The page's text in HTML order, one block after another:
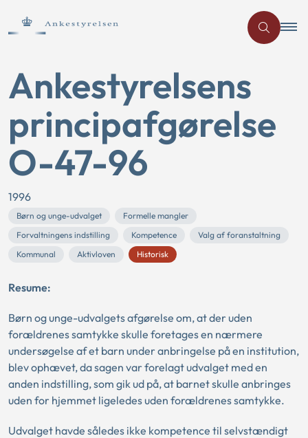
Ankestyrelsens
principafgørelse
O-47-96
1996
Børn og unge-udvalget
Formelle mangler
Forvaltningens indstilling
Kompetence
Valg af foranstaltning
Kommunal
Aktivloven Historisk
Resume:
Børn og unge-udvalgets afgørelse om, at der uden
forældrenes samtykke skulle foretages en nærmere
undersøgelse af et barn under anbringelse på en institution,
blev ophævet, da sagen var forelagt udvalget med en
anden indstilling, som gik ud på, at barnet skulle anbringes
uden for hjemmet ligeledes uden forældrenes samtykke.
Udvalget havde således ikke kompetence til selvstændigt